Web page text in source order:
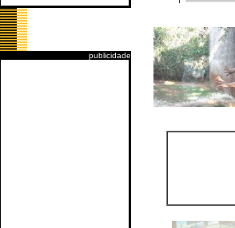
publicidade